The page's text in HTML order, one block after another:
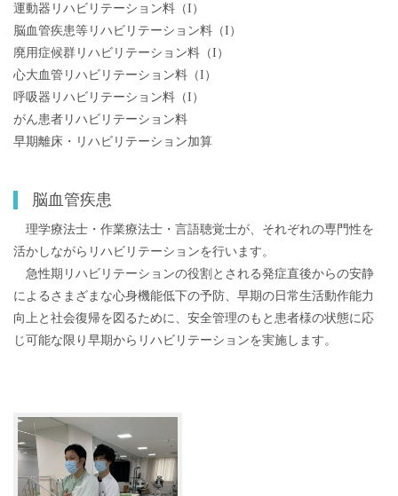
運動器リハビリテーション料（I）
脳血管疾患等リハビリテーション料（I）
廃用症候群リハビリテーション料（I）
心大血管リハビリテーション料（I）
呼吸器リハビリテーション料（I）
がん患者リハビリテーション料
早期離床・リハビリテーション加算
脳血管疾患
理学療法士・作業療法士・言語聴覚士が、それぞれの専門性を
活かしながらリハビリテーションを行います。
急性期リハビリテーションの役割とされる発症直後からの安静
によるさまざまな心身機能低下の予防、早期の日常生活動作能力
向上と社会復帰を図るために、安全管理のもと患者様の状態に応
じ可能な限り早期からリハビリテーションを実施します。